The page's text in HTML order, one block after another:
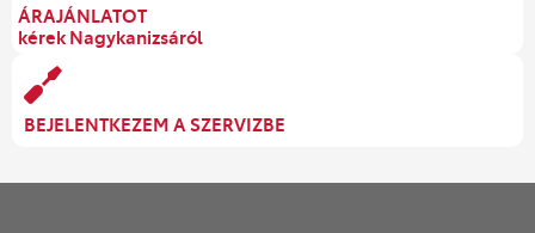
ÁRAJÁNLATOT
kérek Nagykanizsáról
BEJELENTKEZEM A SZERVIZBE